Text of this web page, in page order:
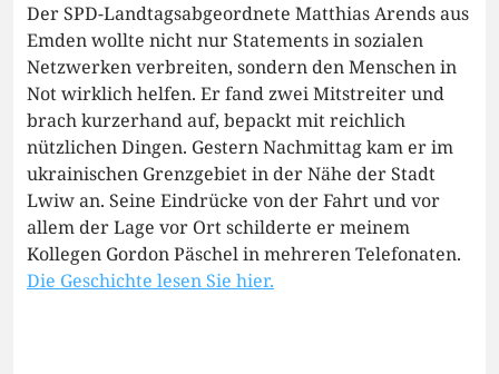
Der SPD-Landtagsabgeordnete Matthias Arends aus
Emden wollte nicht nur Statements in sozialen
Netzwerken verbreiten, sondern den Menschen in
Not wirklich helfen. Er fand zwei Mitstreiter und
brach kurzerhand auf, bepackt mit reichlich
nützlichen Dingen. Gestern Nachmittag kam er im
ukrainischen Grenzgebiet in der Nähe der Stadt
Lwiw an. Seine Eindrücke von der Fahrt und vor
allem der Lage vor Ort schilderte er meinem
Kollegen Gordon Päschel in mehreren Telefonaten.
Die Geschichte lesen Sie hier.